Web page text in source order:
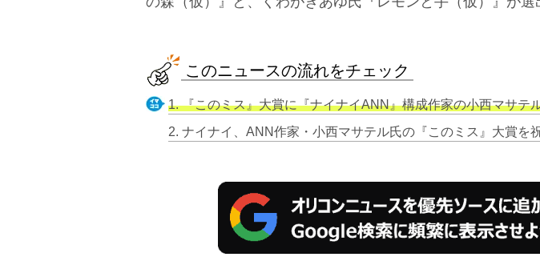
このニュースの流れをチェック
1. 『このミス』大賞に『ナイナイANN』構成作家の小西マサテル氏 執筆きっか